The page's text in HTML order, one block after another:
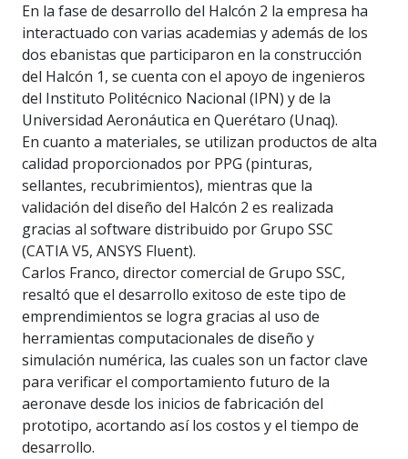
En la fase de desarrollo del Halcón 2 la empresa ha
interactuado con varias academias y además de los
dos ebanistas que participaron en la construcción
del Halcón 1, se cuenta con el apoyo de ingenieros
del Instituto Politécnico Nacional (IPN) y de la
Universidad Aeronáutica en Querétaro (Unaq).
En cuanto a materiales, se utilizan productos de alta
calidad proporcionados por PPG (pinturas,
sellantes, recubrimientos), mientras que la
validación del diseño del Halcón 2 es realizada
gracias al software distribuido por Grupo SSC
(CATIA V5, ANSYS Fluent).
Carlos Franco, director comercial de Grupo SSC,
resaltó que el desarrollo exitoso de este tipo de
emprendimientos se logra gracias al uso de
herramientas computacionales de diseño y
simulación numérica, las cuales son un factor clave
para verificar el comportamiento futuro de la
aeronave desde los inicios de fabricación del
prototipo, acortando así los costos y el tiempo de
desarrollo.